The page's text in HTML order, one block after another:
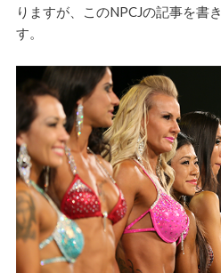
りますが、このNPCJの記事を書
す。